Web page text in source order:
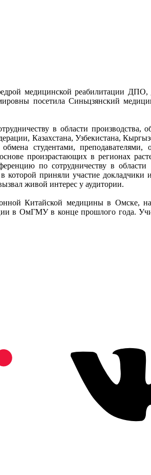
медицинской реабилитации
посетила Синьцзянский
в области производства,
Казахстана, Узбекистана,
студентами, преподавателями,
произрастающих в регионах
по сотрудничеству в области
которой приняли участие
живой интерес у аудитории.
Китайской медицины в Омске,
в ОмГМУ в конце прошлого года.